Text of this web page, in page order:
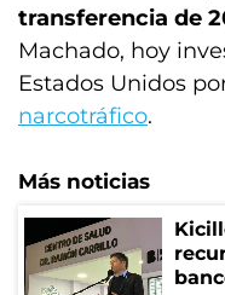
transferencia de
Machado, hoy
Estados Unidos
narcotráfico.
Más noticias